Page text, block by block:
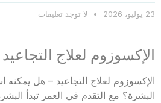
23 يوليو، 2026 لا توجد تعليقات
الإكسوزوم لعلاج التجاعيد
الإكسوزوم لعلاج التجاعيد – هل يمكنه
البشرة؟ مع التقدم في العمر تبدأ